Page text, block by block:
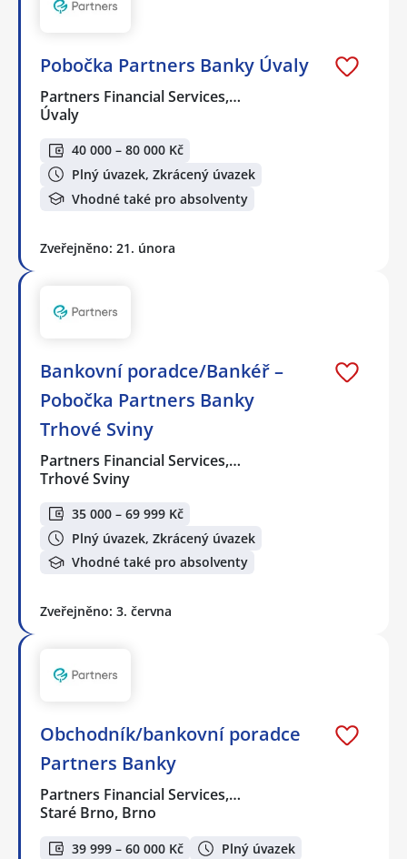
Pobočka Partners Banky Úvaly
Partners Financial Services,…
Úvaly
40 000 – 80 000 Kč
Plný úvazek, Zkrácený úvazek
Vhodné také pro absolventy
Zveřejněno: 21. února
Bankovní poradce/Bankéř –
Pobočka Partners Banky
Trhové Sviny
Partners Financial Services,…
Trhové Sviny
35 000 – 69 999 Kč
Plný úvazek, Zkrácený úvazek
Vhodné také pro absolventy
Zveřejněno: 3. června
Obchodník/bankovní poradce
Partners Banky
Partners Financial Services,…
Staré Brno, Brno
39 999 – 60 000 Kč Plný úvazek